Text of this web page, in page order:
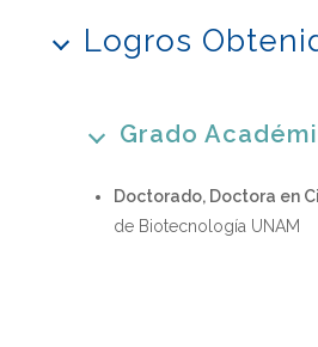
Logros
Grado
Doctorado, Doctora en
de Biotecnología UNAM